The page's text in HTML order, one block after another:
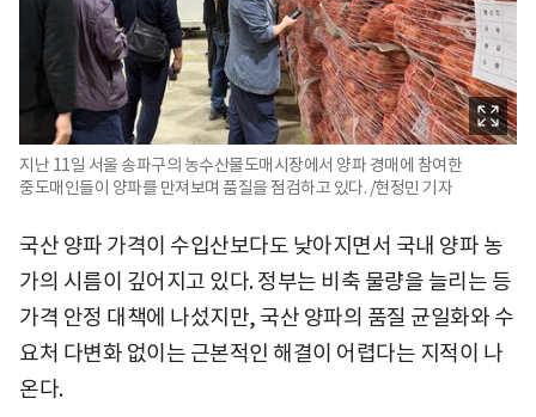
지난 11일 서울 송파구의 농수산물도매시장에서 양파 경매에 참여한
중도매인들이 양파를 만져보며 품질을 점검하고 있다. /현정민 기자
국산 양파 가격이 수입산보다도 낮아지면서 국내 양파 농
가의 시름이 깊어지고 있다. 정부는 비축 물량을 늘리는 등
가격 안정 대책에 나섰지만, 국산 양파의 품질 균일화와 수
요처 다변화 없이는 근본적인 해결이 어렵다는 지적이 나
온다.